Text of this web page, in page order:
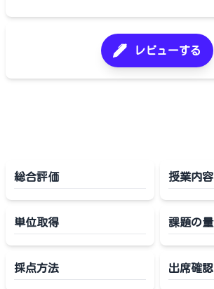
レビューする
総合評価 授業内容
単位取得 課題の量
採点方法 出席確認